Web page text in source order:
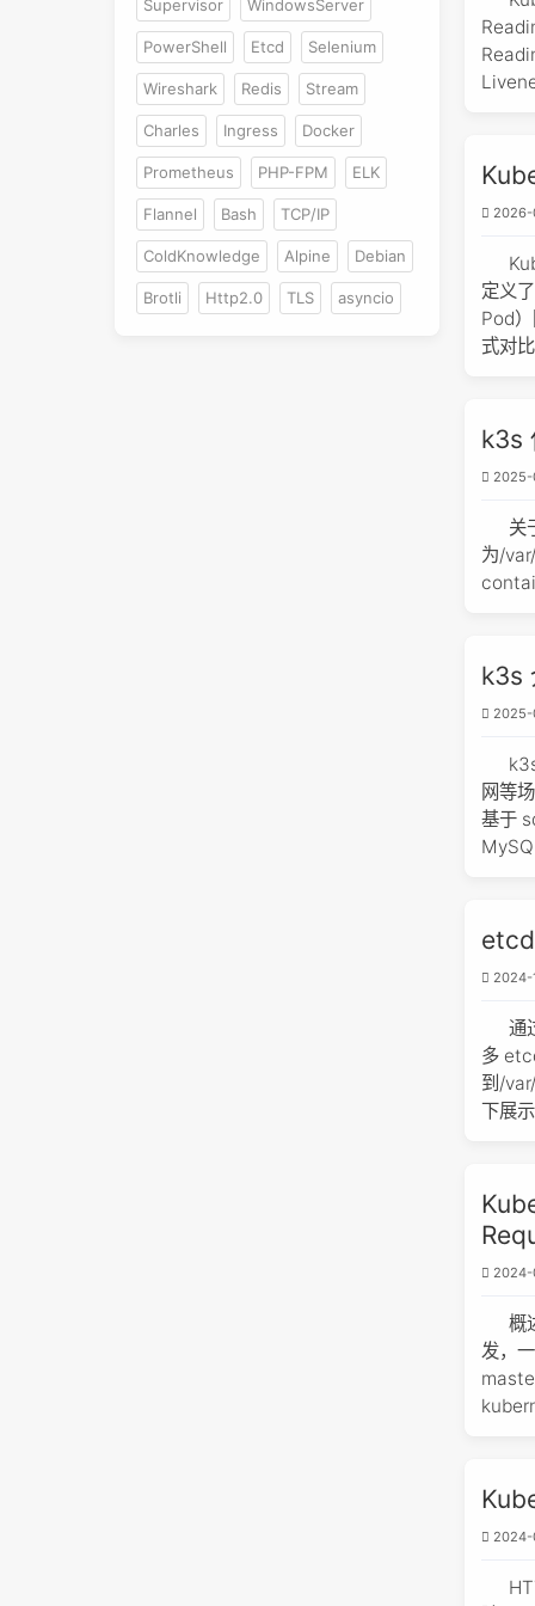
定义
Pod
式对
k3s
关
为/
k3s
网等
基于
2024-
通
多
到/
下展
概
发，
Supervisor WindowsServer
PowerShell Etcd Selenium
Wireshark Redis Stream
Charles Ingress Docker
Prometheus PHP-FPM ELK
Flannel Bash TCP/IP
ColdKnowledge Alpine Debian
Brotli Http2.0 TLS asyncio